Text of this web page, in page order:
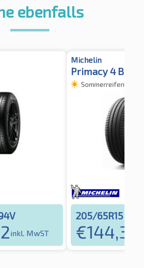
ebenfalls
inkl. MwST
Michelin
Primacy 4 BSW
Sommerreifen
205/65R15 94V
€144,30